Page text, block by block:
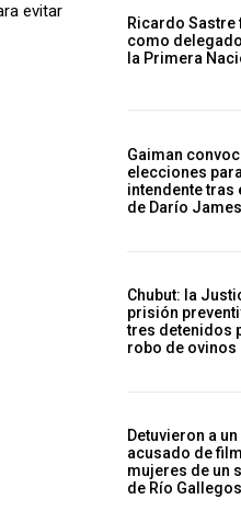
evitar
Ricardo Sastre
como
la Primera
Gaiman
elecciones
intendente
de Darío James
Chubut: la
prisión
tres detenidos
robo de ovinos
Detuvieron a
acusado de
mujeres de un
de Río Gallegos